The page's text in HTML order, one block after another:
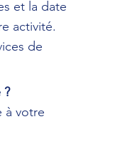
et la date
activité.
de
?
à votre